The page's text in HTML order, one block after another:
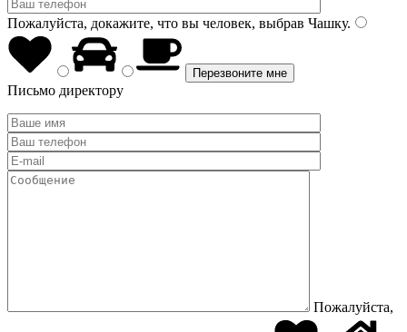
Пожалуйста, докажите, что вы человек, выбрав Чашку.
Письмо директору
Пожалуйста,